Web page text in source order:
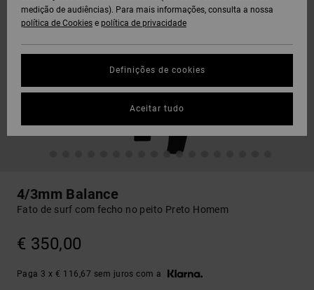
4/3mm Balance
Fato de surf com fecho no peito Preto Homem
€ 350,00
Paga 3 x € 116,67 sem juros com a
medição de audiências). Para mais informações, consulta a nossa
política de Cookies e política de privacidade
Definições de cookies
Aceitar tudo